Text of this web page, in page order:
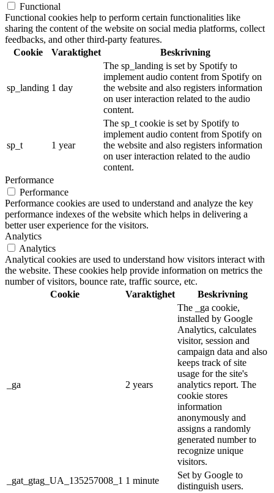
Functional
Functional cookies help to perform certain functionalities like
sharing the content of the website on social media platforms, collect
feedbacks, and other third-party features.
Cookie
Varaktighet Beskrivning
sp_landing 1 day
The sp_landing is set by Spotify to
implement audio content from Spotify on
the website and also registers information
on user interaction related to the audio
content.
sp_t 1 year
The sp_t cookie is set by Spotify to
implement audio content from Spotify on
the website and also registers information
on user interaction related to the audio
content.
Performance
Performance
Performance cookies are used to understand and analyze the key
performance indexes of the website which helps in delivering a
better user experience for the visitors.
Analytics
Analytics
Analytical cookies are used to understand how visitors interact with
the website. These cookies help provide information on metrics the
number of visitors, bounce rate, traffic source, etc.
Cookie
Varaktighet Beskrivning
_ga 2 years
The _ga cookie,
installed by Google
Analytics, calculates
visitor, session and
campaign data and also
keeps track of site
usage for the site's
analytics report. The
cookie stores
information
anonymously and
assigns a randomly
generated number to
recognize unique
visitors.
_gat_gtag_UA_135257008_1 1 minute
Set by Google to
distinguish users.